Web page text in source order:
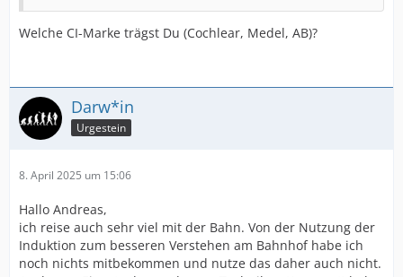
Welche CI-Marke trägst Du (Cochlear, Medel, AB)?
Darw*in
Urgestein
8. April 2025 um 15:06
Hallo Andreas,
ich reise auch sehr viel mit der Bahn. Von der Nutzung der
Induktion zum besseren Verstehen am Bahnhof habe ich
noch nichts mitbekommen und nutze das daher auch nicht.